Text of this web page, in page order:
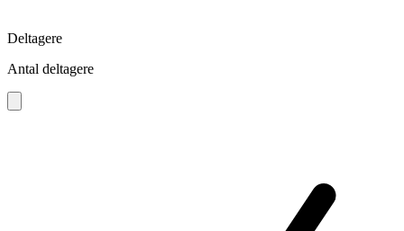
Deltagere
Antal deltagere